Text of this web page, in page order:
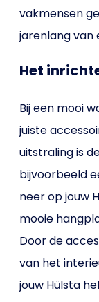
vakmensen
jarenlang van
Het
Bij een mooi
juiste
uitstraling is
bijvoorbeeld
neer op jouw
mooie
Door de
van het
jouw Hülsta